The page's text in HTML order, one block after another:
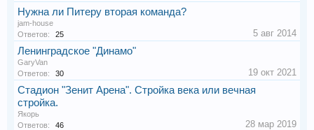
Нужна ли Питеру вторая команда?
jam-house
Ответов:
25 5 авг 2014
Ленинградское "Динамо"
GaryVan
Ответов:
30 19 окт 2021
Стадион "Зенит Арена". Стройка века или вечная
стройка.
Якорь
Ответов:
46 28 мар 2019